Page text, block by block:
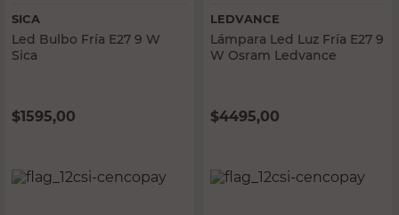
SICA
Led Bulbo Fría E27 9 W
Sica
$1595,00
LEDVANCE
Lámpara Led Luz Fría E27 9
W Osram Ledvance
$4495,00